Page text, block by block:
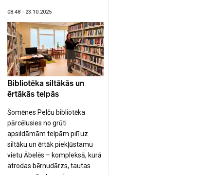
08:48 - 23.10.2025
Bibliotēka siltākās un
ērtākās telpās
Šomēnes Pelču bibliotēka
pārcēlusies no grūti
apsildāmām telpām pilī uz
siltāku un ērtāk piekļūstamu
vietu Ābelēs – kompleksā, kurā
atrodas bērnudārzs, tautas